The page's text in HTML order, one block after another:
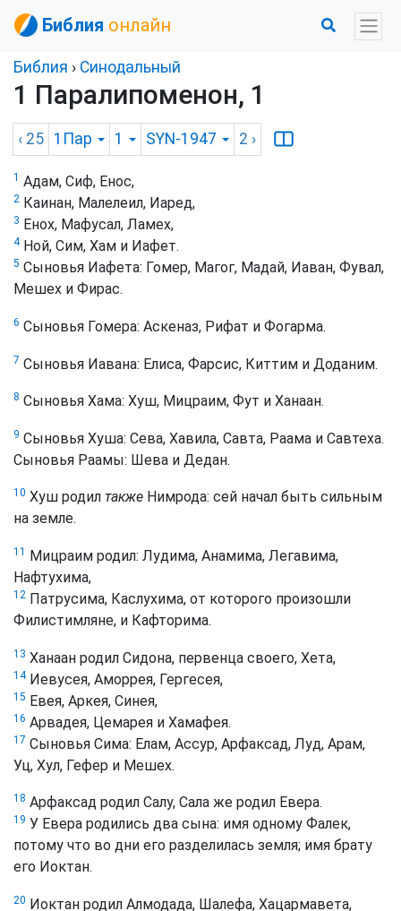
Библия онлайн
Библия › Синодальный
1 Паралипоменон, 1
‹ 25 1Пар 1 SYN-1947 2 ›
1 Адам, Сиф, Енос,
2 Каинан, Малелеил, Иаред,
3 Енох, Мафусал, Ламех,
4Ной, Сим, Хам и Иафет.
5 Сыновья Иафета: Гомер, Магог, Мадай, Иаван, Фувал,
Мешех и Фирас.
6 Сыновья Гомера: Аскеназ, Рифат и Фогарма.
7 Сыновья Иавана: Елиса, Фарсис, Киттим и Доданим.
8 Сыновья Хама: Хуш, Мицраим, Фут и Ханаан.
9 Сыновья Хуша: Сева, Хавила, Савта, Раама и Савтеха.
Сыновья Раамы: Шева и Дедан.
10 Хуш родил также Нимрода: сей начал быть сильным
на земле.
11 Мицраим родил: Лудима, Анамима, Легавима,
Нафтухима,
12 Патрусима, Каслухима, от которого произошли
Филистимляне, и Кафторима.
13 Ханаан родил Сидона, первенца своего, Хета,
14Иевусея, Аморрея, Гергесея,
15 Евея, Аркея, Синея,
16 Арвадея, Цемарея и Хамафея.
17 Сыновья Сима: Елам, Ассур, Арфаксад, Луд, Арам,
Уц, Хул, Гефер и Мешех.
18 Арфаксад родил Салу, Сала же родил Евера.
19 У Евера родились два сына: имя одному Фалек,
потому что во дни его разделилась земля; имя брату
его Иоктан.
20 Иоктан родил Алмодада, Шалефа, Хацармавета,